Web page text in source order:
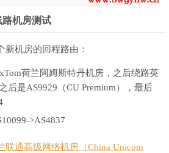
机房测试
新机房的回程路由：
荷兰阿姆斯特丹机房，之后绕路英
后是AS9929（CU Premium），最后
>AS4837
联通高级网络机房（China Unicom